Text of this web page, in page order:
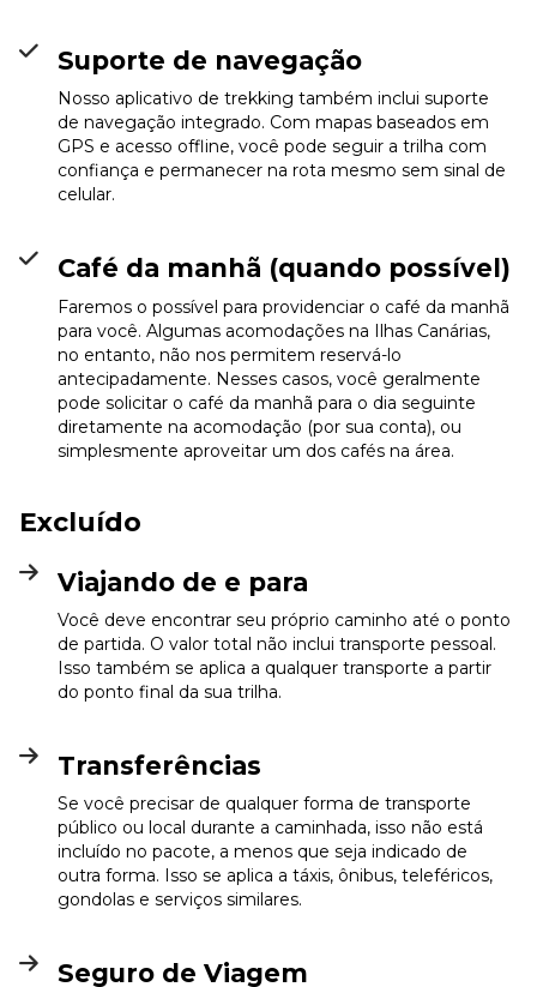
Suporte de navegação
Nosso aplicativo de trekking também inclui suporte
de navegação integrado. Com mapas baseados em
GPS e acesso offline, você pode seguir a trilha com
confiança e permanecer na rota mesmo sem sinal de
celular.
Café da manhã (quando possível)
Faremos o possível para providenciar o café da manhã
para você. Algumas acomodações na Ilhas Canárias,
no entanto, não nos permitem reservá-lo
antecipadamente. Nesses casos, você geralmente
pode solicitar o café da manhã para o dia seguinte
diretamente na acomodação (por sua conta), ou
simplesmente aproveitar um dos cafés na área.
Excluído
Viajando de e para
Você deve encontrar seu próprio caminho até o ponto
de partida. O valor total não inclui transporte pessoal.
Isso também se aplica a qualquer transporte a partir
do ponto final da sua trilha.
Transferências
Se você precisar de qualquer forma de transporte
público ou local durante a caminhada, isso não está
incluído no pacote, a menos que seja indicado de
outra forma. Isso se aplica a táxis, ônibus, teleféricos,
gondolas e serviços similares.
Seguro de Viagem